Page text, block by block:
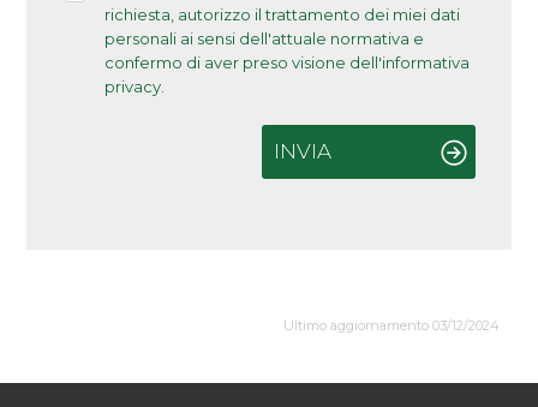
richiesta, autorizzo il trattamento dei miei dati
personali ai sensi dell'attuale normativa e
confermo di aver preso visione dell'informativa
privacy.
INVIA
Ultimo aggiornamento 03/12/2024